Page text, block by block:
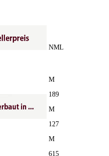
NML
M
189
M
127
M
615